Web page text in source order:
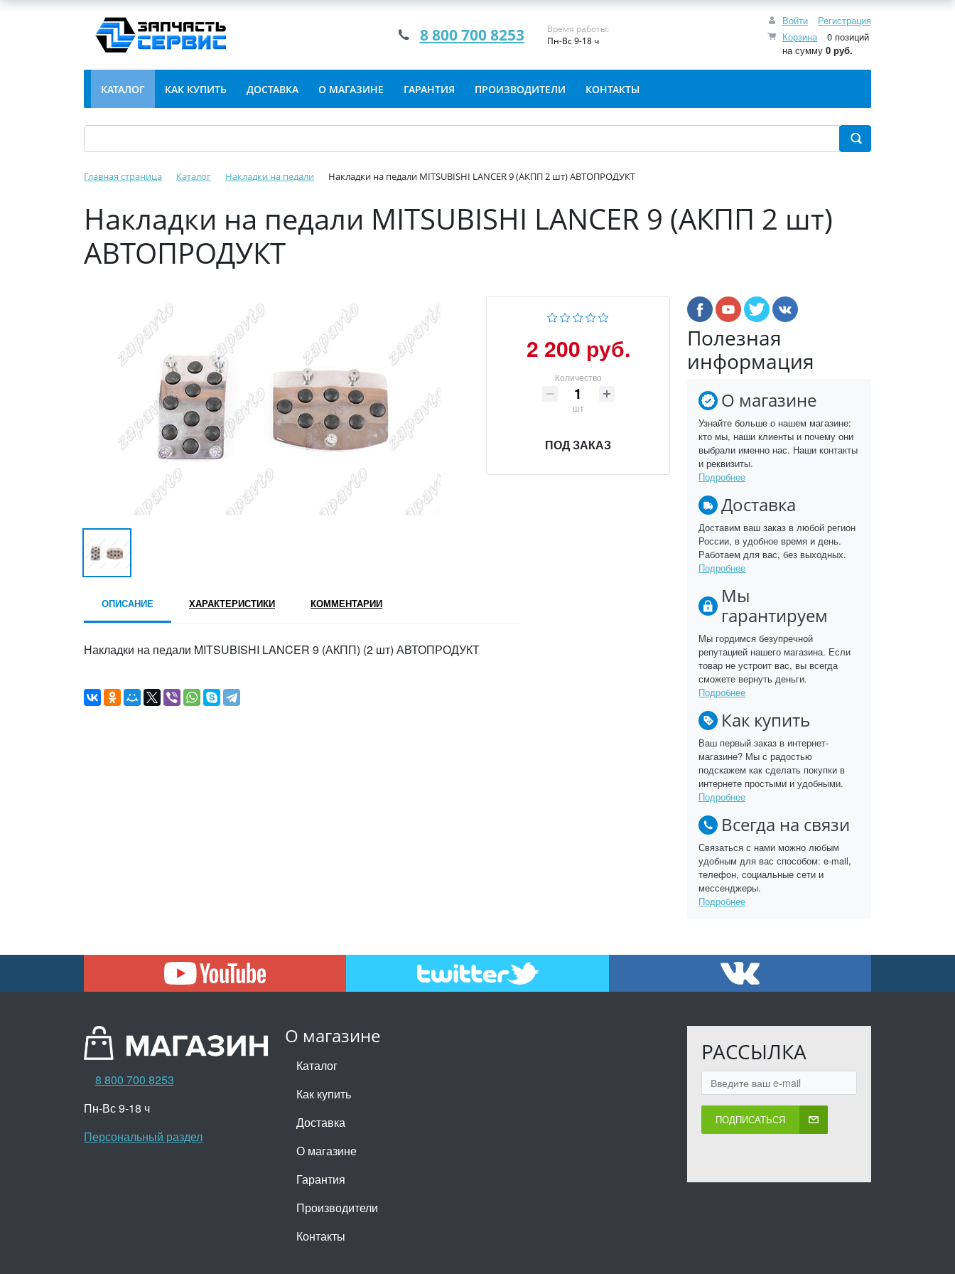
Войти
Регистрация
Корзина
0 позиций
на сумму 0 руб.
8 800 700 8253
Время работы:
Пн-Вс 9-18 ч
КАТАЛОГ КАК КУПИТЬ ДОСТАВКА О МАГАЗИНЕ ГАРАНТИЯ ПРОИЗВОДИТЕЛИ КОНТАКТЫ
Главная страница Каталог Накладки на педали Накладки на педали MITSUBISHI LANCER 9 (АКПП 2 шт) АВТОПРОДУКТ
Накладки на педали MITSUBISHI LANCER 9 (АКПП 2 шт)
АВТОПРОДУКТ
2 200 руб.
Количество
шт
ПОД ЗАКАЗ
ОПИСАНИЕ ХАРАКТЕРИСТИКИ КОММЕНТАРИИ
Накладки на педали MITSUBISHI LANCER 9 (АКПП) (2 шт) АВТОПРОДУКТ
Полезная
информация
О магазине
Узнайте больше о нашем магазине:
кто мы, наши клиенты и почему они
выбрали именно нас. Наши контакты
и реквизиты.
Подробнее
Доставка
Доставим ваш заказ в любой регион
России, в удобное время и день.
Работаем для вас, без выходных.
Подробнее
Мы
гарантируем
Мы гордимся безупречной
репутацией нашего магазина. Если
товар не устроит вас, вы всегда
сможете вернуть деньги.
Подробнее
Как купить
Ваш первый заказ в интернет-
магазине? Мы с радостью
подскажем как сделать покупки в
интернете простыми и удобными.
Подробнее
Всегда на связи
Связаться с нами можно любым
удобным для вас способом: e-mail,
телефон, социальные сети и
мессенджеры.
Подробнее
О магазине
Каталог
Как купить
Доставка
О магазине
Гарантия
Производители
Контакты
РАССЫЛКА
ПОДПИСАТЬСЯ
8 800 700 8253
Пн-Вс 9-18 ч
Персональный раздел